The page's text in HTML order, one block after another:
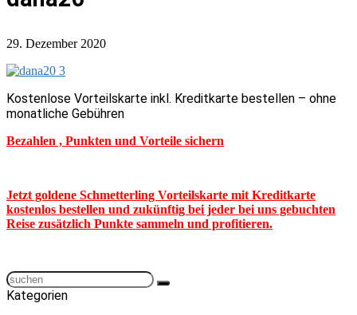
29. Dezember 2020
Kostenlose Vorteilskarte inkl. Kreditkarte bestellen – ohne
monatliche Gebühren
Bezahlen , Punkten und Vorteile sichern
Jetzt goldene Schmetterling Vorteilskarte mit Kreditkarte
kostenlos bestellen und zukünftig bei jeder bei uns gebuchten
Reise zusätzlich Punkte sammeln und profitieren.
Kategorien